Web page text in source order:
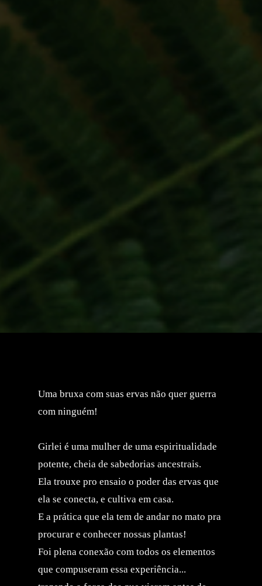
Uma bruxa com suas ervas não quer guerra
com ninguém!
Girlei é uma mulher de uma espiritualidade
potente, cheia de sabedorias ancestrais.
Ela trouxe pro ensaio o poder das ervas que
ela se conecta, e cultiva em casa.
E a prática que ela tem de andar no mato pra
procurar e conhecer nossas plantas!
Foi plena conexão com todos os elementos
que compuseram essa experiência...